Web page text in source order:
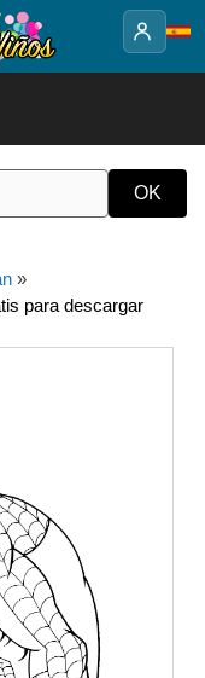
»
para descargar